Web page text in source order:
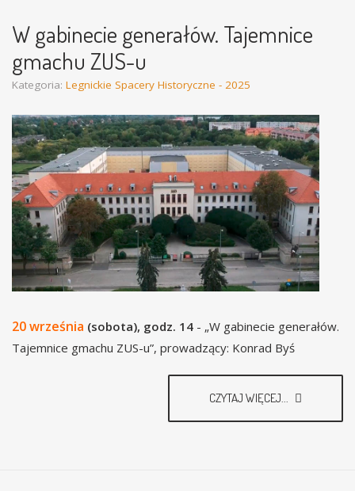
W gabinecie generałów. Tajemnice
gmachu ZUS-u
Kategoria: Legnickie Spacery Historyczne - 2025
20 września (sobota), godz. 14 - „W gabinecie generałów.
Tajemnice gmachu ZUS-u”, prowadzący: Konrad Byś
CZYTAJ WIĘCEJ...